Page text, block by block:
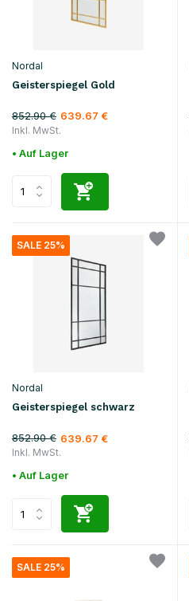
Nordal
Geisterspiegel Gold
852.90 € 639.67 €
Inkl. MwSt.
• Auf Lager
SALE 25%
Nordal
Geisterspiegel schwarz
852.90 € 639.67 €
Inkl. MwSt.
• Auf Lager
SALE 25%